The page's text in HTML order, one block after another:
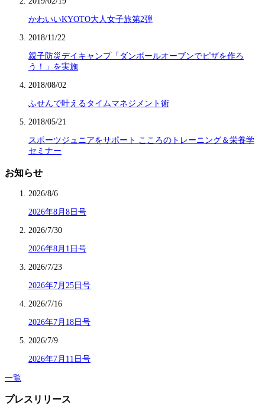
かわいいKYOTO大人女子旅第2弾
2018/11/22
親子防災デイキャンプ「ダンボールオーブンでピザを作ろ
う！」を実施
2018/08/02
ふせんで叶えるタイムマネジメント術
2018/05/21
スポーツジュニアをサポート こころのトレーニング＆栄養学
セミナー
お知らせ
2026/8/6
2026年8月8日号
2026/7/30
2026年8月1日号
2026/7/23
2026年7月25日号
2026/7/16
2026年7月18日号
2026/7/9
2026年7月11日号
一覧
プレスリリース